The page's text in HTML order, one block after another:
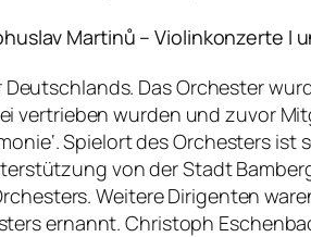
Martinů – Violinkonzerte I
Das Orchester
wurden und zuvor
Spielort des Orchesters
von der Stadt
Weitere Dirigenten
ernannt. Christoph